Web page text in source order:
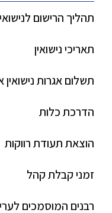
תהליך הרישום
תאריכי נישואין
תשלום אגרות נישואין
הדרכת כלות
הוצאת תעודת רווקות
זמני קבלת קהל
רבנים המוסמכים